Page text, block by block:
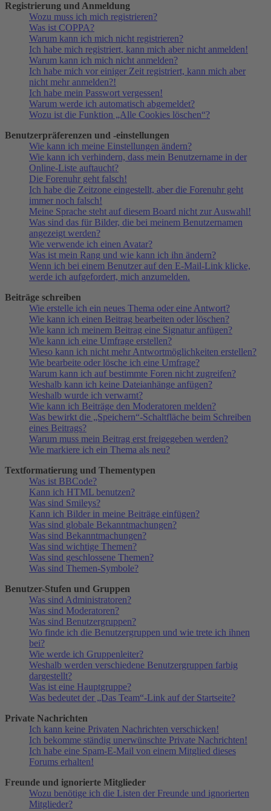
Registrierung und Anmeldung
Wozu muss ich mich registrieren?
Was ist COPPA?
Warum kann ich mich nicht registrieren?
Ich habe mich registriert, kann mich aber nicht anmelden!
Warum kann ich mich nicht anmelden?
Ich habe mich vor einiger Zeit registriert, kann mich aber
nicht mehr anmelden?!
Ich habe mein Passwort vergessen!
Warum werde ich automatisch abgemeldet?
Wozu ist die Funktion „Alle Cookies löschen“?
Benutzerpräferenzen und -einstellungen
Wie kann ich meine Einstellungen ändern?
Wie kann ich verhindern, dass mein Benutzername in der
Online-Liste auftaucht?
Die Forenuhr geht falsch!
Ich habe die Zeitzone eingestellt, aber die Forenuhr geht
immer noch falsch!
Meine Sprache steht auf diesem Board nicht zur Auswahl!
Was sind das für Bilder, die bei meinem Benutzernamen
angezeigt werden?
Wie verwende ich einen Avatar?
Was ist mein Rang und wie kann ich ihn ändern?
Wenn ich bei einem Benutzer auf den E-Mail-Link klicke,
werde ich aufgefordert, mich anzumelden.
Beiträge schreiben
Wie erstelle ich ein neues Thema oder eine Antwort?
Wie kann ich einen Beitrag bearbeiten oder löschen?
Wie kann ich meinem Beitrag eine Signatur anfügen?
Wie kann ich eine Umfrage erstellen?
Wieso kann ich nicht mehr Antwortmöglichkeiten erstellen?
Wie bearbeite oder lösche ich eine Umfrage?
Warum kann ich auf bestimmte Foren nicht zugreifen?
Weshalb kann ich keine Dateianhänge anfügen?
Weshalb wurde ich verwarnt?
Wie kann ich Beiträge den Moderatoren melden?
Was bewirkt die „Speichern“-Schaltfläche beim Schreiben
eines Beitrags?
Warum muss mein Beitrag erst freigegeben werden?
Wie markiere ich ein Thema als neu?
Textformatierung und Thementypen
Was ist BBCode?
Kann ich HTML benutzen?
Was sind Smileys?
Kann ich Bilder in meine Beiträge einfügen?
Was sind globale Bekanntmachungen?
Was sind Bekanntmachungen?
Was sind wichtige Themen?
Was sind geschlossene Themen?
Was sind Themen-Symbole?
Benutzer-Stufen und Gruppen
Was sind Administratoren?
Was sind Moderatoren?
Was sind Benutzergruppen?
Wo finde ich die Benutzergruppen und wie trete ich ihnen
bei?
Wie werde ich Gruppenleiter?
Weshalb werden verschiedene Benutzergruppen farbig
dargestellt?
Was ist eine Hauptgruppe?
Was bedeutet der „Das Team“-Link auf der Startseite?
Private Nachrichten
Ich kann keine Privaten Nachrichten verschicken!
Ich bekomme ständig unerwünschte Private Nachrichten!
Ich habe eine Spam-E-Mail von einem Mitglied dieses
Forums erhalten!
Freunde und ignorierte Mitglieder
Wozu benötige ich die Listen der Freunde und ignorierten
Mitglieder?